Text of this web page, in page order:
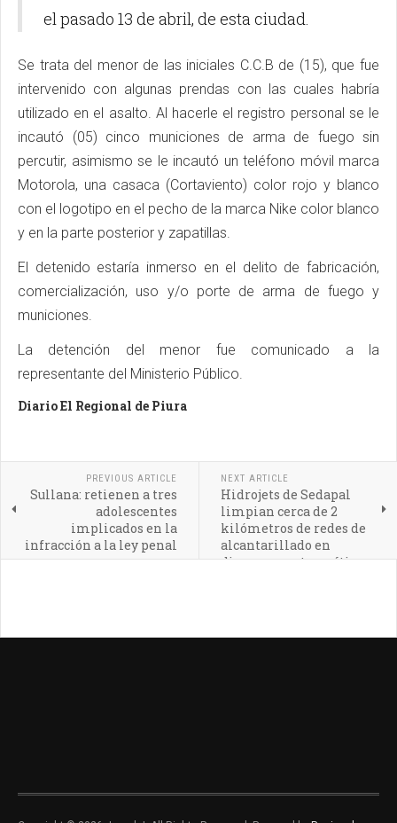
el pasado 13 de abril, de esta ciudad.
Se trata del menor de las iniciales C.C.B de (15), que fue
intervenido con algunas prendas con las cuales habría
utilizado en el asalto. Al hacerle el registro personal se le
incautó (05) cinco municiones de arma de fuego sin
percutir, asimismo se le incautó un teléfono móvil marca
Motorola, una casaca (Cortaviento) color rojo y blanco
con el logotipo en el pecho de la marca Nike color blanco
y en la parte posterior y zapatillas.
El detenido estaría inmerso en el delito de fabricación,
comercialización, uso y/o porte de arma de fuego y
municiones.
La detención del menor fue comunicado a la
representante del Ministerio Público.
Diario El Regional de Piura
PREVIOUS ARTICLE
Sullana: retienen a tres
adolescentes
implicados en la
infracción a la ley penal
NEXT ARTICLE
Hidrojets de Sedapal
limpian cerca de 2
kilómetros de redes de
alcantarillado en
diversos puntos críticos